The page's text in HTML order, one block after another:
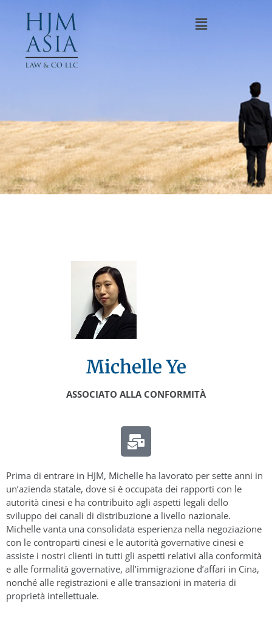
Michelle Ye
ASSOCIATO ALLA CONFORMITÀ
Prima di entrare in HJM, Michelle ha lavorato per sette anni in
un’azienda statale, dove si è occupata dei rapporti con le
autorità cinesi e ha contribuito agli aspetti legali dello
sviluppo dei canali di distribuzione a livello nazionale.
Michelle vanta una consolidata esperienza nella negoziazione
con le controparti cinesi e le autorità governative cinesi e
assiste i nostri clienti in tutti gli aspetti relativi alla conformità
e alle formalità governative, all’immigrazione d’affari in Cina,
nonché alle registrazioni e alle transazioni in materia di
proprietà intellettuale.